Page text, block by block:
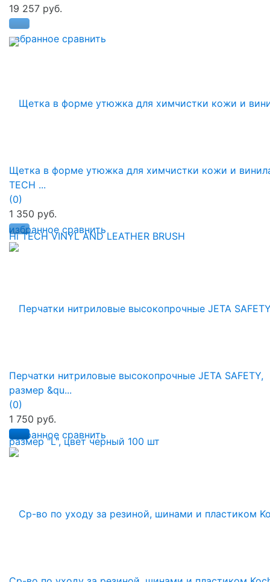
избранное сравнить
19 257 руб.
избранное сравнить
Щетка в форме утюжка для химчистки кожи и
TECH ...
(0)
1 350 руб.
избранное сравнить
Перчатки нитриловые высокопрочные JETA SAFETY,
размер &qu...
(0)
1 750 руб.